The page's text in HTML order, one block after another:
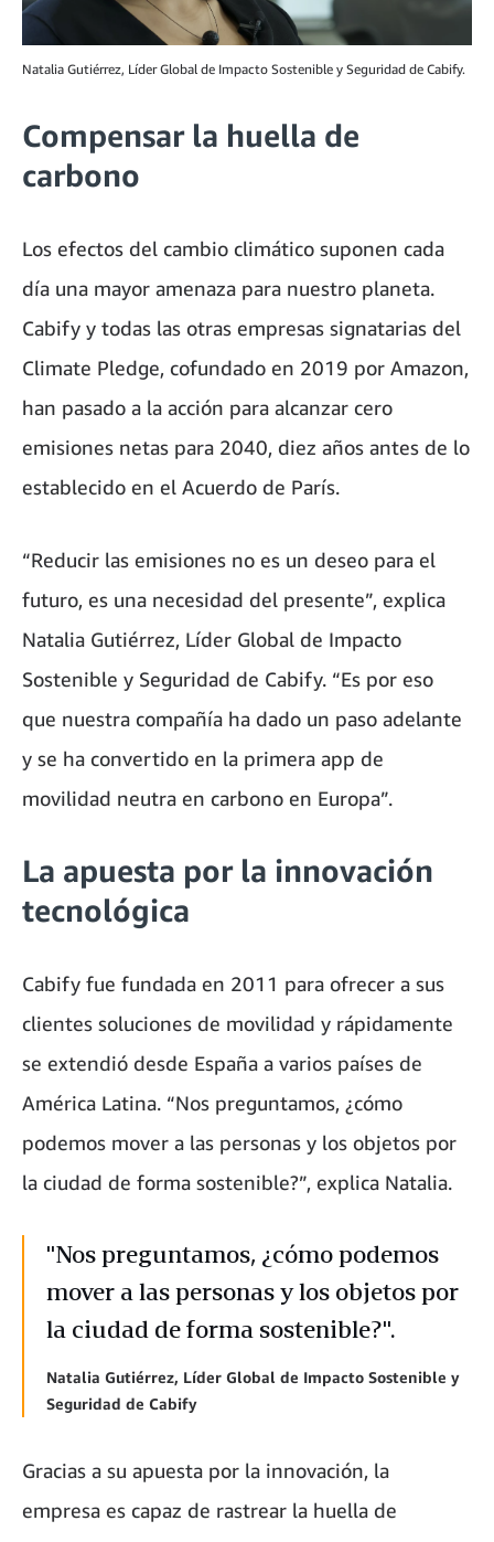
Natalia Gutiérrez, Líder Global de Impacto Sostenible y Seguridad de Cabify.
Compensar la huella de
carbono
Los efectos del cambio climático suponen cada
día una mayor amenaza para nuestro planeta.
Cabify y todas las otras empresas signatarias del
Climate Pledge, cofundado en 2019 por Amazon,
han pasado a la acción para alcanzar cero
emisiones netas para 2040, diez años antes de lo
establecido en el Acuerdo de París.
“Reducir las emisiones no es un deseo para el
futuro, es una necesidad del presente”, explica
Natalia Gutiérrez, Líder Global de Impacto
Sostenible y Seguridad de Cabify. “Es por eso
que nuestra compañía ha dado un paso adelante
y se ha convertido en la primera app de
movilidad neutra en carbono en Europa”.
La apuesta por la innovación
tecnológica
Cabify fue fundada en 2011 para ofrecer a sus
clientes soluciones de movilidad y rápidamente
se extendió desde España a varios países de
América Latina. “Nos preguntamos, ¿cómo
podemos mover a las personas y los objetos por
la ciudad de forma sostenible?”, explica Natalia.
"Nos preguntamos, ¿cómo podemos
mover a las personas y los objetos por
la ciudad de forma sostenible?".
Natalia Gutiérrez, Líder Global de Impacto Sostenible y
Seguridad de Cabify
Gracias a su apuesta por la innovación, la
empresa es capaz de rastrear la huella de